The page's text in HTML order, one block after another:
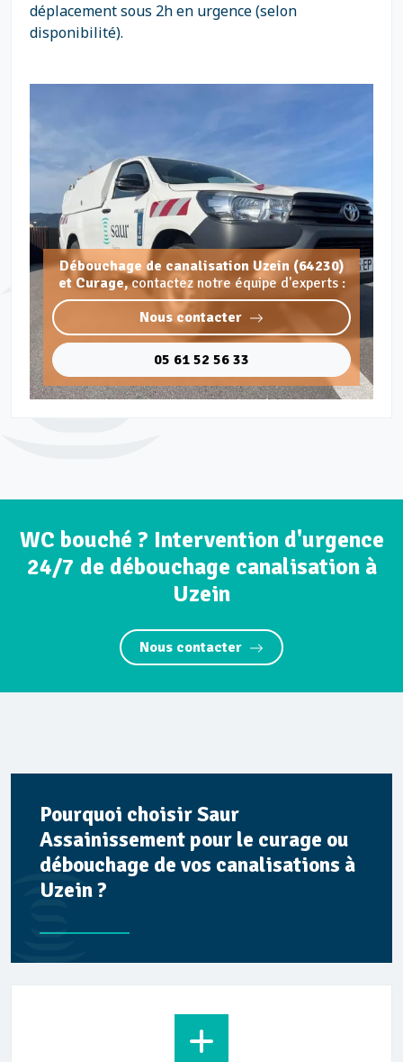
déplacement sous 2h en urgence (selon
disponibilité).
Débouchage de canalisation Uzein (64230)
et Curage,contactez notre équipe d'experts :
Nous contacter
05 61 52 56 33
WC bouché ? Intervention d'urgence
24/7 de débouchage canalisation à
Uzein
Nous contacter
Pourquoi choisir Saur
Assainissement pour le curage ou
débouchage de vos canalisations à
Uzein ?